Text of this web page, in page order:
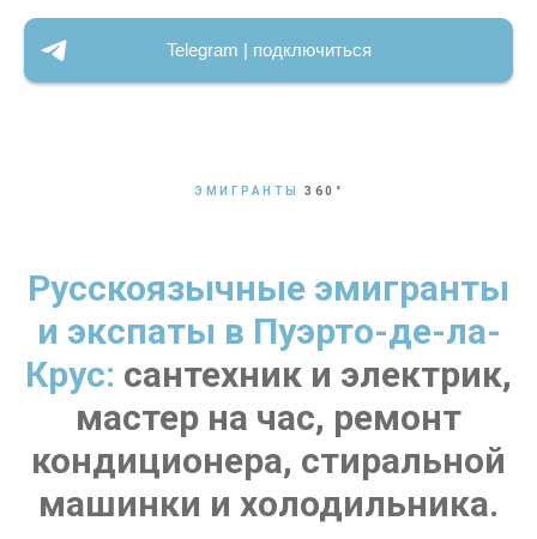
Telegram | подключиться
ЭМИГРАНТЫ 360 °
Русскоязычные эмигранты
и экспаты в Пуэрто-де-ла-
Крус: сантехник и электрик,
мастер на час, ремонт
кондиционера, стиральной
машинки и холодильника.